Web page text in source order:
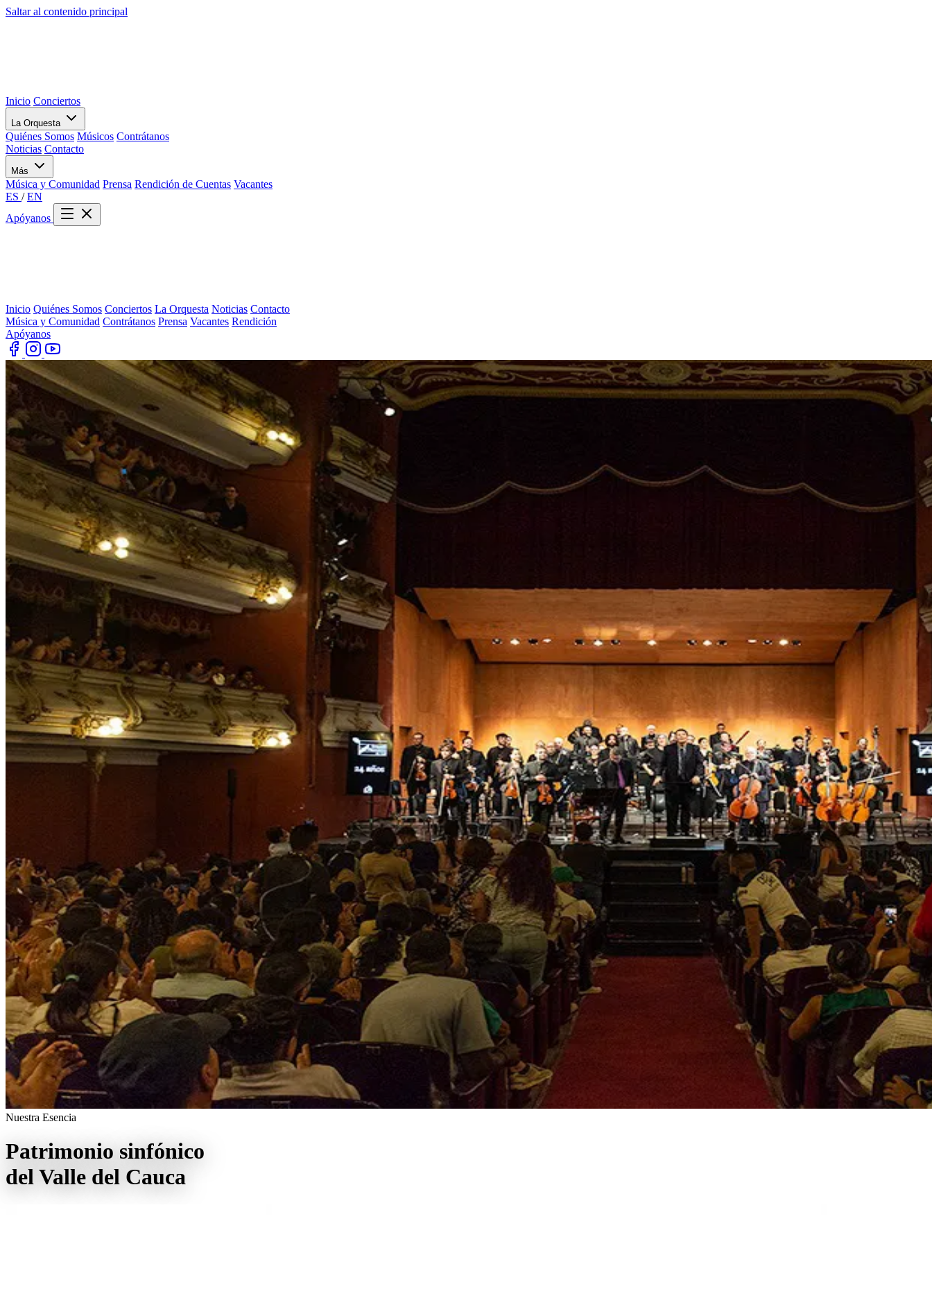
Saltar al contenido principal
Inicio Conciertos
La Orquesta
Quiénes Somos Músicos Contrátanos
Noticias Contacto
Más
Música y Comunidad Prensa Rendición de Cuentas Vacantes
ES / EN
Apóyanos
Inicio Quiénes Somos Conciertos La Orquesta Noticias Contacto
Música y Comunidad Contrátanos Prensa Vacantes Rendición
Apóyanos
Nuestra Esencia
Patrimonio sinfónico
del Valle del Cauca